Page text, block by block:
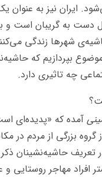
ایران نیز به عنوان
دست به گریبان است و
شهرها زندگی
بپردازیم که
چه تاثیری دارد.
آمده که «پدیده‌ای
بزرگی از مردم در
تعریف حاشیه‌نشینان
افراد مهاجر روستایی و